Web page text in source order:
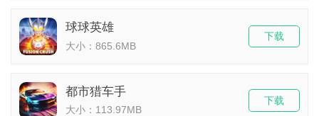
球球英雄
大小：865.6MB
下载
都市猎车手
大小：113.97MB
下载